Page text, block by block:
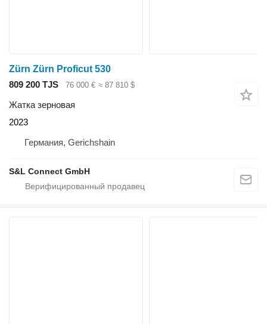
Zürn Zürn Proficut 530
809 200 TJS
76 000 € ≈ 87 810 $
Жатка зерновая
2023
Германия, Gerichshain
S&L Connect GmbH